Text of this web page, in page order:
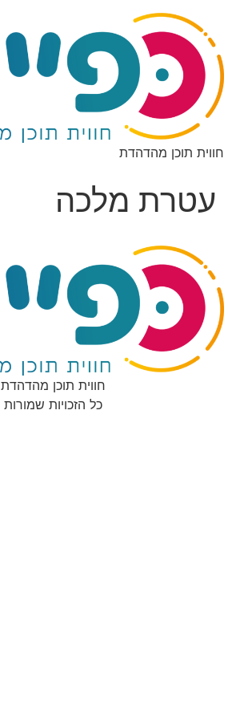
חווית תוכן מהדהדת
עטרת מלכה
חווית תוכן מהדהדת
כל הזכויות שמורות